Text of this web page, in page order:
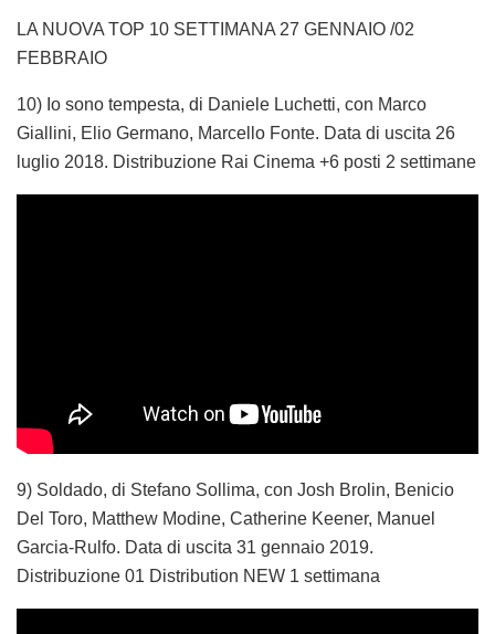
LA NUOVA TOP 10 SETTIMANA 27 GENNAIO /02
FEBBRAIO
10) Io sono tempesta, di Daniele Luchetti, con Marco
Giallini, Elio Germano, Marcello Fonte. Data di uscita 26
luglio 2018. Distribuzione Rai Cinema +6 posti 2 settimane
9) Soldado, di Stefano Sollima, con Josh Brolin, Benicio
Del Toro, Matthew Modine, Catherine Keener, Manuel
Garcia-Rulfo. Data di uscita 31 gennaio 2019.
Distribuzione 01 Distribution NEW 1 settimana